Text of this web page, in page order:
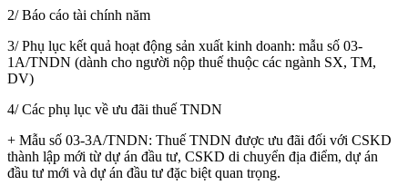
2/ Báo cáo tài chính năm
3/ Phụ lục kết quả hoạt động sản xuất kinh doanh: mẫu số 03-
1A/TNDN (dành cho người nộp thuế thuộc các ngành SX, TM,
DV)
4/ Các phụ lục về ưu đãi thuế TNDN
+ Mẫu số 03-3A/TNDN: Thuế TNDN được ưu đãi đối với CSKD
thành lập mới từ dự án đầu tư, CSKD di chuyển địa điểm, dự án
đầu tư mới và dự án đầu tư đặc biệt quan trọng.